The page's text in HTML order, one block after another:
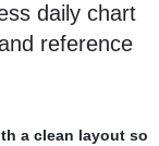
daily chart
reference
a clean layout so